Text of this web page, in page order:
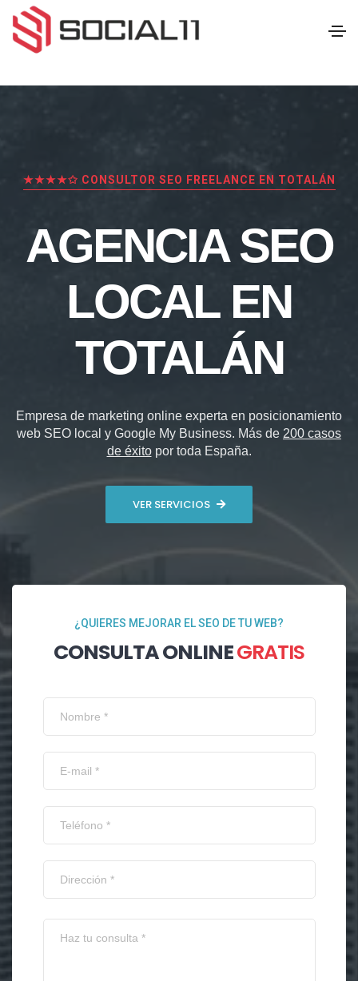
★★★★✩ CONSULTOR SEO FREELANCE EN TOTALÁN
AGENCIA SEO
LOCAL EN
TOTALÁN
Empresa de marketing online experta en posicionamiento
web SEO local y Google My Business. Más de 200 casos
de éxitopor toda España.
VER SERVICIOS
¿QUIERES MEJORAR EL SEO DE TU WEB?
CONSULTA ONLINEGRATIS